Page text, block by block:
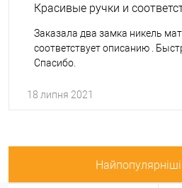
Красивые ручки и
Заказала два замка никель
соответствует описанию .
Спасибо.
18 липня 2021